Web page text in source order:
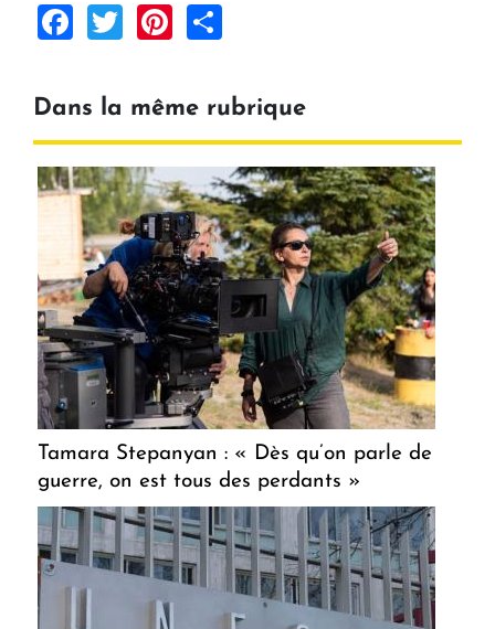
Facebook
TwitterPinterest
Dans la même rubrique
Tamara Stepanyan : « Dès qu’on parle de
guerre, on est tous des perdants »